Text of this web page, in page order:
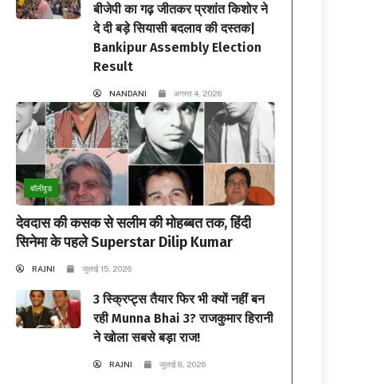
बीजेपी का गढ़ जीतकर प्रशांत किशोर ने
दे दी बड़े सियासी बदलाव की दस्तक|
Bankipur Assembly Election
Result
NANDANI अगस्त 4, 2026
बॉलीवुड
देवदास की कसक से सलीम की मोहब्बत तक, हिंदी
सिनेमा के पहले Superstar Dilip Kumar
RAJNI जुलाई 15, 2026
3 स्क्रिप्ट्स तैयार फिर भी क्यों नहीं बन
रही Munna Bhai 3? राजकुमार हिरानी
ने खोला सबसे बड़ा राज!
RAJNI जुलाई 8, 2026